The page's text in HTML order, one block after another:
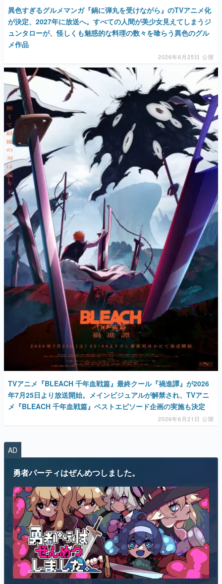
異色すぎるグルメマンガ『鍋に弾丸を受けながら』のTVアニメ化
が決定、2027年に放送へ。すべての人間が美少女見えてしまうジ
ュンタローが、怪しくも魅惑的な料理の数々を喰らう異色のグル
メ作品
2026年6月25日 公開
TVアニメ『BLEACH 千年血戦篇』最終クール『禍進譚』が2026
年7月25日より放送開始。メインビジュアルが解禁され、TVアニ
メ『BLEACH 千年血戦篇』ベストエピソード企画の実施も決定
2026年6月21日 公開
AD
勇者パーティはぜんめつしました。